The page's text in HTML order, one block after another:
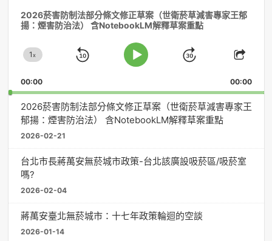
2026菸害防制法部分條文修正草案（世衛菸草減害專家王郁
揚：煙害防治法） 含NotebookLM解釋草案重點
Change
Rate
1x
Skip
Play
Jump
Forward
Share
00:00 00:00
2026菸害防制法部分條文修正草案（世衛菸草減害專家王
郁揚：煙害防治法） 含NotebookLM解釋草案重點
2026-02-21
台北市長蔣萬安無菸城市政策-台北該廣設吸菸區/吸菸室
嗎?
2026-02-04
蔣萬安臺北無菸城市：十七年政策輪迴的空談
2026-01-14